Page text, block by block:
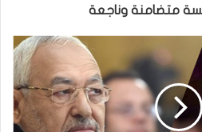
متضامنة وناجعة